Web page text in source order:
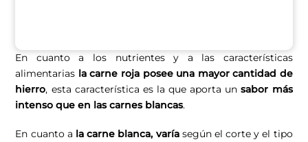
En cuanto a los nutrientes y a las características
alimentarias la carne roja posee una mayor cantidad de
hierro, esta característica es la que aporta unsabor más
intenso que en las carnes blancas.
En cuanto a la carne blanca, varíasegún el corte y el tipo